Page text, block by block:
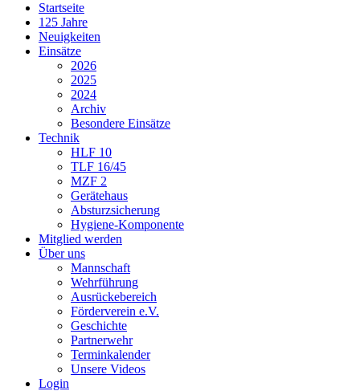
Startseite
125 Jahre
Neuigkeiten
Einsätze
2026
2025
2024
Archiv
Besondere Einsätze
Technik
HLF 10
TLF 16/45
MZF 2
Gerätehaus
Absturzsicherung
Hygiene-Komponente
Mitglied werden
Über uns
Mannschaft
Wehrführung
Ausrückebereich
Förderverein e.V.
Geschichte
Partnerwehr
Terminkalender
Unsere Videos
Login